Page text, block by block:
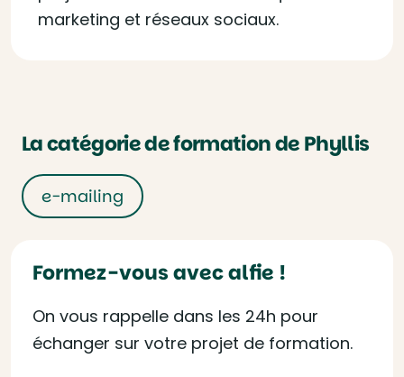
marketing et réseaux sociaux.
La catégorie de formation de Phyllis
e-mailing
Formez-vous avec alfie !
On vous rappelle dans les 24h pour
échanger sur votre projet de formation.